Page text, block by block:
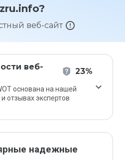
веб-сайт
веб-
23%
основана на нашей
отзывах экспертов
надежные